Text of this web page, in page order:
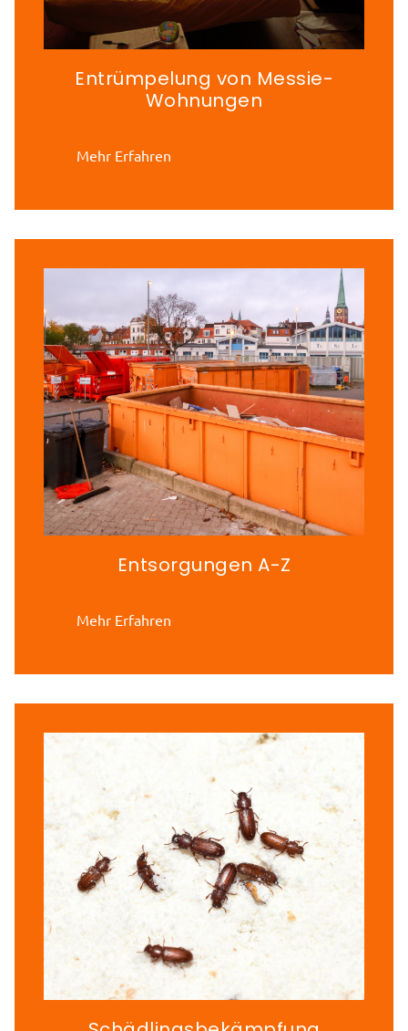
Entrümpelung von Messie-
Wohnungen
Mehr Erfahren
Entsorgungen A-Z
Mehr Erfahren